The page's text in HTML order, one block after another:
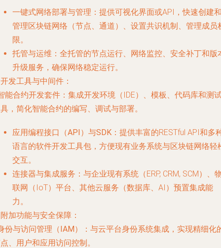
一键式网络部署与管理 ：提供可视化界面或API，快速创建
管理区块链网络（节点、通道）、设置共识机制、管理成员
限。
托管与运维 ：全托管的节点运行、网络监控、安全补丁和版
升级服务，确保网络稳定运行。
发工具与中间件：
能合约开发套件 ：集成开发环境（IDE）、模板、代码库和测
，简化智能合约的编写、调试与部署。
应用编程接口（API）与SDK ：提供丰富的RESTful API和多
语言的软件开发工具包，方便现有业务系统与区块链网络轻
交互。
连接器与集成服务 ：与企业现有系统（ERP, CRM, SCM）、
联网（IoT）平台、其他云服务（数据库、AI）预置集成能
力。
加功能与安全保障：
份与访问管理（IAM）
：与云平台身份系统集成，实现精细化
、用户和应用访问控制。